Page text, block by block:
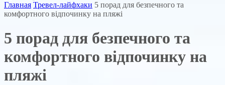
Главная Тревел-лайфхаки 5 порад для безпечного та
комфортного відпочинку на пляжі
5 порад для безпечного та
комфортного відпочинку на
пляжі